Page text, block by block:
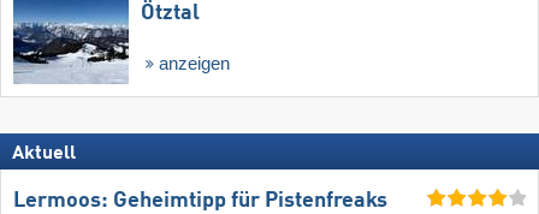
Ötztal
anzeigen
Aktuell
Lermoos: Geheimtipp für Pistenfreaks